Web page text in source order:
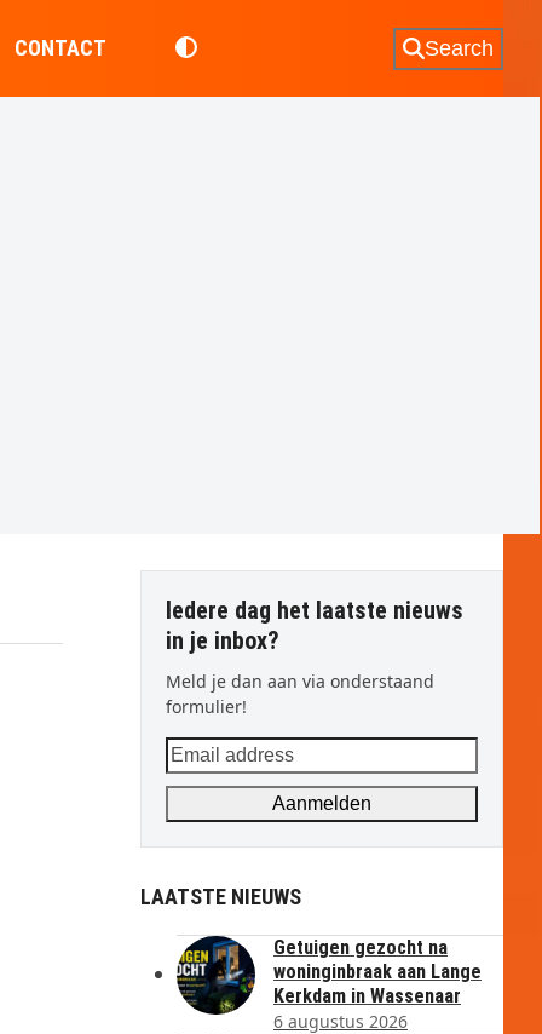
CONTACT Search
Iedere dag het laatste nieuws
in je inbox?
Meld je dan aan via onderstaand
formulier!
Email
address
Aanmelden
LAATSTE NIEUWS
Getuigen gezocht na
woninginbraak aan Lange
Kerkdam in Wassenaar
6 augustus 2026